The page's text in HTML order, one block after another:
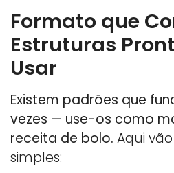
Formato que
Estruturas
Usar
Existem padrões que
vezes — use-os como
receita de bolo. Aqui
simples: